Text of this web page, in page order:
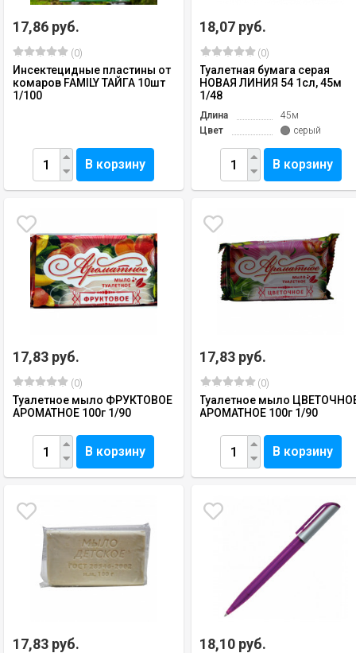
17,86 руб.
(0)
Инсектецидные пластины от
комаров FAMILY ТАЙГА 10шт
1/100
В корзину
18,07 руб.
(0)
Туалетная бумага серая
НОВАЯ ЛИНИЯ 54 1сл, 45м
1/48
Длина
45м
Цвет
серый
В корзину
17,83 руб.
(0)
Туалетное мыло ФРУКТОВОЕ
АРОМАТНОЕ 100г 1/90
В корзину
17,83 руб.
(0)
Туалетное мыло
АРОМАТНОЕ 100г 1/90
В корзину
17,83 руб. 18,10 руб.